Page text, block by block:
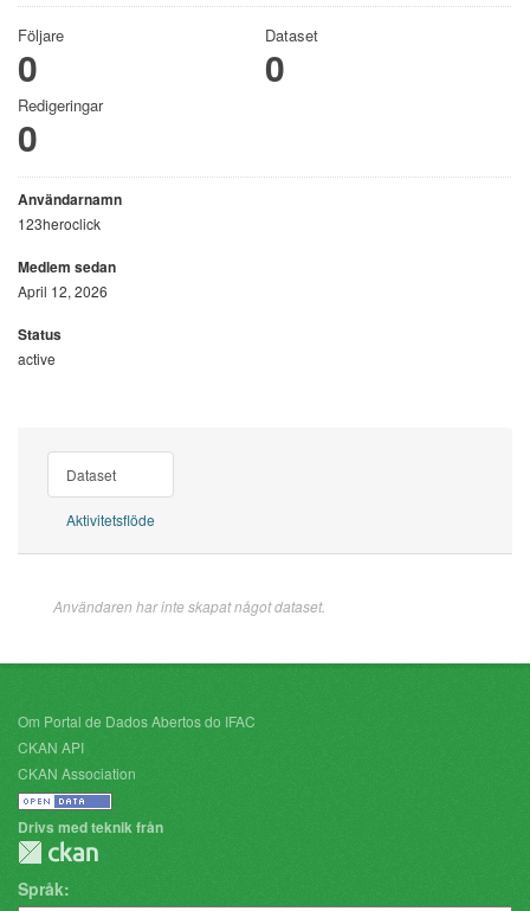
Följare
0
Dataset
0
Redigeringar
0
Användarnamn
123heroclick
Medlem sedan
April 12, 2026
Status
active
Dataset
Aktivitetsflöde
Användaren har inte skapat något dataset.
Om Portal de Dados Abertos do IFAC
CKAN API
CKAN Association
Drivs med teknik från
Språk